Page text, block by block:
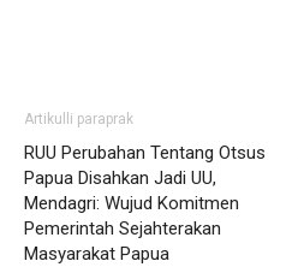
Artikulli paraprak
RUU Perubahan Tentang Otsus
Papua Disahkan Jadi UU,
Mendagri: Wujud Komitmen
Pemerintah Sejahterakan
Masyarakat Papua